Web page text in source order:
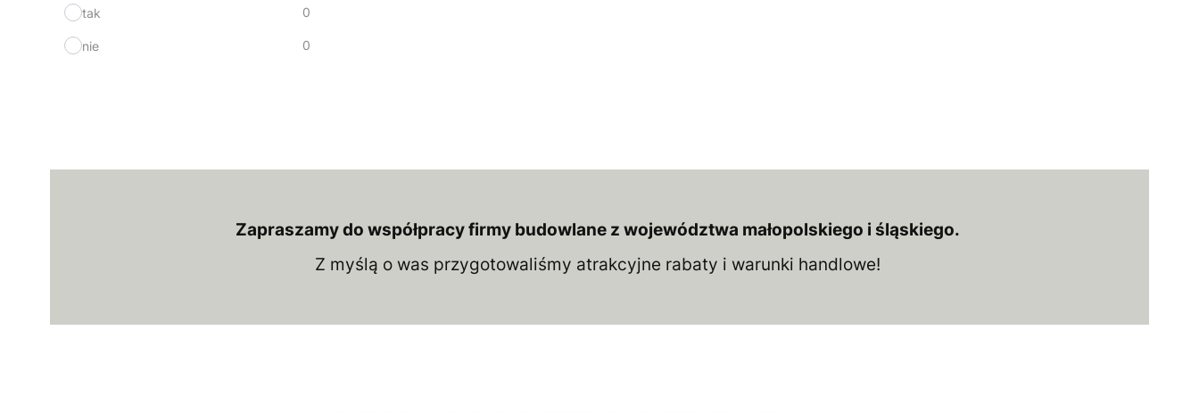
tak 0
nie 0
Zapraszamy do współpracy firmy budowlane z województwa małopolskiego i śląskiego.
Z myślą o was przygotowaliśmy atrakcyjne rabaty i warunki handlowe!